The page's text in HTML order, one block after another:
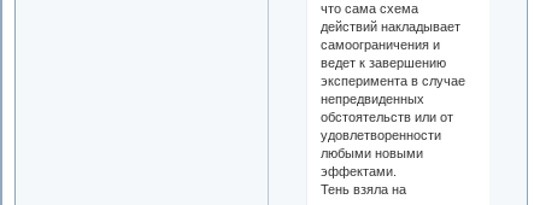
что сама схема
действий накладывает
самоограничения и
ведет к завершению
эксперимента в случае
непредвиденных
обстоятельств или от
удовлетворенности
любыми новыми
эффектами.
Тень взяла на